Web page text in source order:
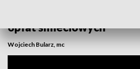
opłat śmieciowych
Wojciech Bularz, mc